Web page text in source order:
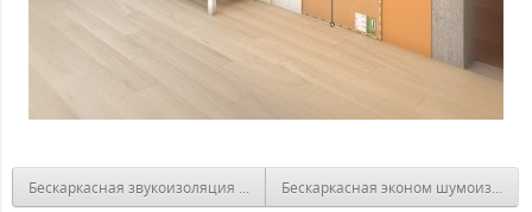
Бескаркасная звукоизоляция стены "Эконом"Бескаркасная эконом